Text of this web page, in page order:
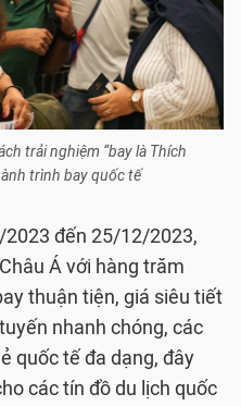
trải nghiệm “bay là Thích
trình bay quốc tế
đến 25/12/2023,
Á với hàng trăm
thuận tiện, giá siêu tiết
nhanh chóng, các
quốc tế đa dạng, đây
các tín đồ du lịch quốc